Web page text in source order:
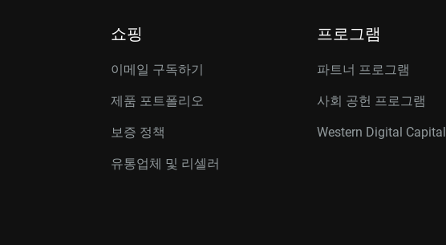
쇼핑
이메일 구독하기
제품 포트폴리오
보증 정책
유통업체 및 리셀러
프로그램
파트너 프로그램
사회 공헌 프로그램
Western Digital Capital